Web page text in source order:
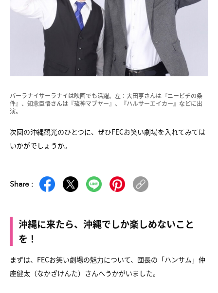
パーラナイサーラナイは映画でも活躍。左：大田亨さんは『ニービチの条
件』、知念臣悟さんは『琉神マブヤー』、『ハルサーエイカー』などに出
演。
次回の沖縄観光のひとつに、ぜひFECお笑い劇場を入れてみては
いかがでしょうか。
Share :
沖縄に来たら、沖縄でしか楽しめないこと
を！
まずは、FECお笑い劇場の魅力について、団長の「ハンサム」仲
座健太（なかざけんた）さんへうかがいました。